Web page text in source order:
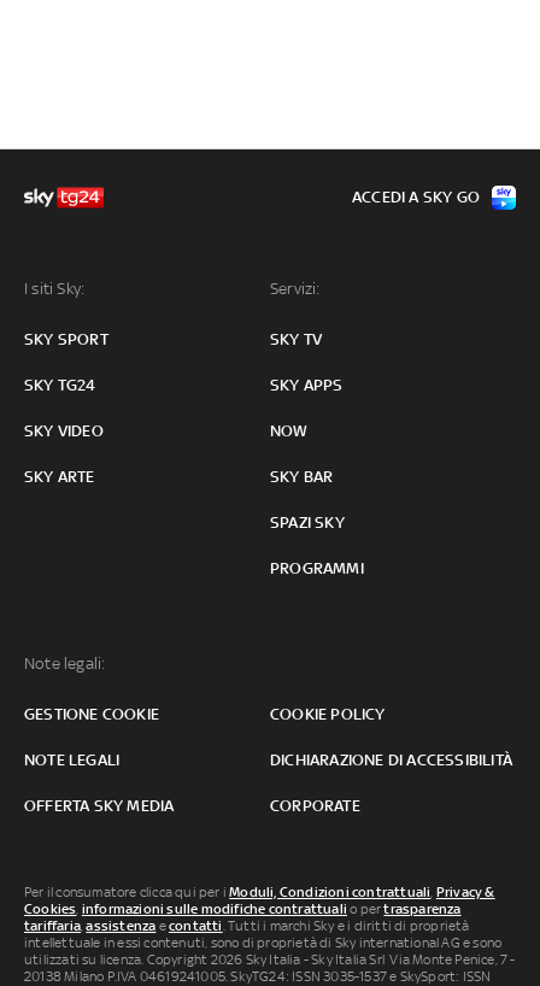
I siti Sky:
SKY SPORT
SKY TG24
SKY VIDEO
SKY ARTE
Servizi:
SKY TV
SKY APPS
NOW
SKY BAR
SPAZI SKY
PROGRAMMI
Note legali:
GESTIONE COOKIE COOKIE POLICY
NOTE LEGALI DICHIARAZIONE DI ACCESSIBILITÀ
OFFERTA SKY MEDIA CORPORATE
ACCEDI A SKY GO
Per il consumatore clicca qui per iModuli, Condizioni contrattuali, Privacy &
Cookies, informazioni sulle modifiche contrattuali o pertrasparenza
tariffaria,assistenza econtatti. Tutti i marchi Sky e i diritti di proprietà
intellettuale in essi contenuti, sono di proprietà di Sky international AG e sono
utilizzati su licenza. Copyright 2026 Sky Italia - Sky Italia Srl Via Monte Penice, 7 -
20138 Milano P.IVA 04619241005. SkyTG24: ISSN 3035-1537 e SkySport: ISSN